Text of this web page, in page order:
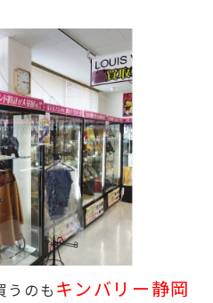
のも キンバリー静岡